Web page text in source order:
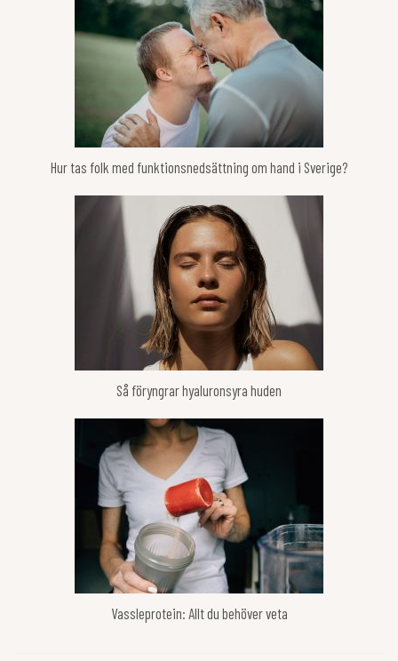
Hur tas folk med funktionsnedsättning om hand i Sverige?
Så föryngrar hyaluronsyra huden
Vassleprotein: Allt du behöver veta